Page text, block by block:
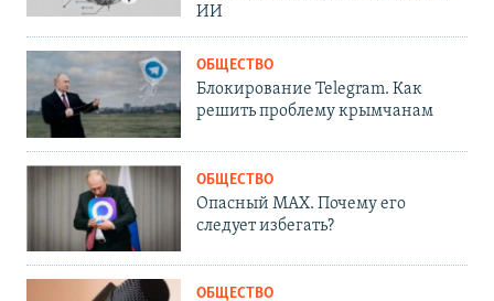
ИИ
ОБЩЕСТВО
Блокирование Telegram. Как
решить проблему крымчанам
ОБЩЕСТВО
Опасный MAX. Почему его
следует избегать?
ОБЩЕСТВО